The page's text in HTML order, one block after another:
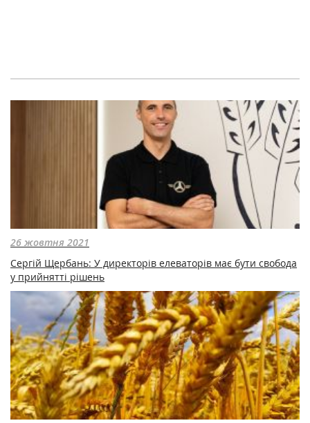
26 жовтня 2021
Сергій Щербань: У директорів елеваторів має бути свобода
у прийнятті рішень